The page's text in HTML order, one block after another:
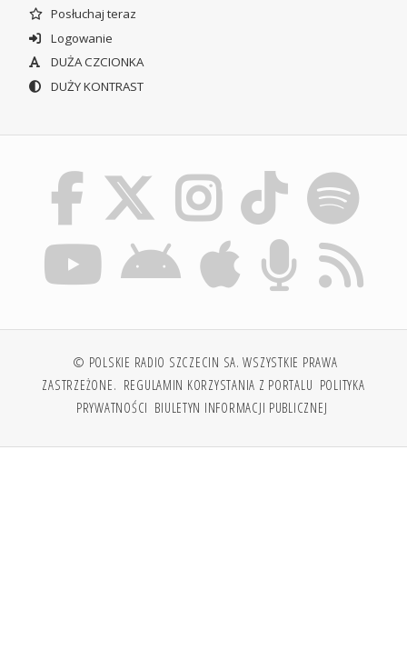
Posłuchaj teraz
Logowanie
DUŻA CZCIONKA
DUŻY KONTRAST
© POLSKIE RADIO SZCZECIN SA. WSZYSTKIE PRAWA
ZASTRZEŻONE. REGULAMIN KORZYSTANIA Z PORTALU POLITYKA
PRYWATNOŚCI BIULETYN INFORMACJI PUBLICZNEJ